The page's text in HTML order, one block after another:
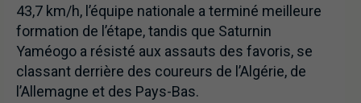
43,7 km/h, l’équipe nationale a terminé meilleure
formation de l’étape, tandis que Saturnin
Yaméogo a résisté aux assauts des favoris, se
classant derrière des coureurs de l’Algérie, de
l’Allemagne et des Pays-Bas.